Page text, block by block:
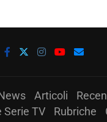
Articoli
Serie TV
Rubriche